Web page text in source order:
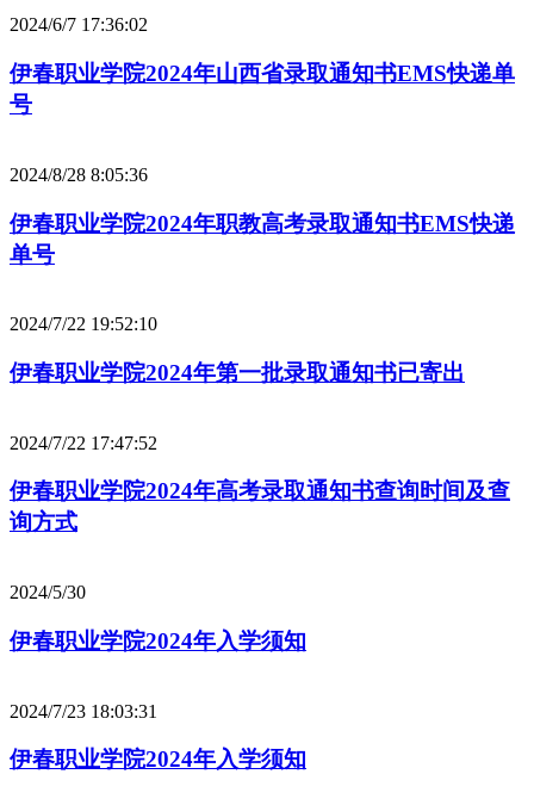
2024/6/7 17:36:02
伊春职业学院2024年山西省录取通知书EMS快递单
号
2024/8/28 8:05:36
伊春职业学院2024年职教高考录取通知书EMS快递
单号
2024/7/22 19:52:10
伊春职业学院2024年第一批录取通知书已寄出
2024/7/22 17:47:52
伊春职业学院2024年高考录取通知书查询时间及查
询方式
2024/5/30
伊春职业学院2024年入学须知
2024/7/23 18:03:31
伊春职业学院2024年入学须知